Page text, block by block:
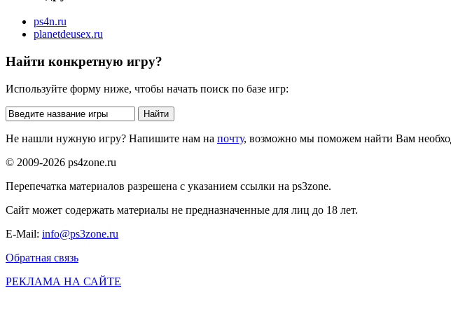
ps4n.ru
planetdeusex.ru
Найти конкретную игру?
Используйте форму ниже, чтобы начать поиск по базе игр:
Не нашли нужную игру? Напишите нам на почту, возможно мы поможем найти Вам
© 2009-2026 ps4zone.ru
Перепечатка материалов разрешена с указанием ссылки на ps3zone.
Сайт может содержать материалы не предназначенные для лиц до 18 лет.
E-Mail: info@ps3zone.ru
Обратная связь
РЕКЛАМА НА САЙТЕ